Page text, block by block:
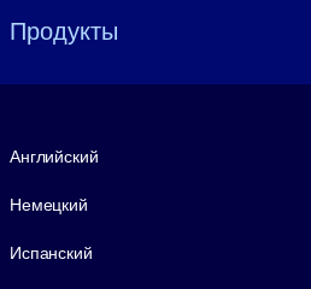
Продукты
Английский
Немецкий
Испанский